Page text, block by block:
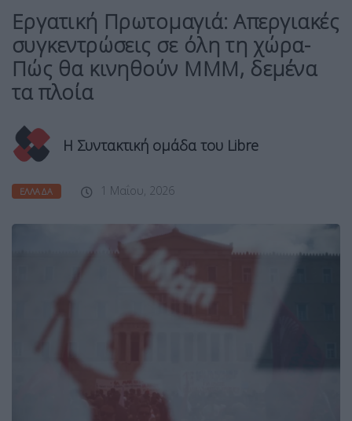
Εργατική Πρωτομαγιά: Απεργιακές
συγκεντρώσεις σε όλη τη χώρα-
Πώς θα κινηθούν ΜΜΜ, δεμένα
τα πλοία
Η Συντακτική ομάδα του Libre
ΕΛΛΆΔΑ 1 Μαΐου, 2026